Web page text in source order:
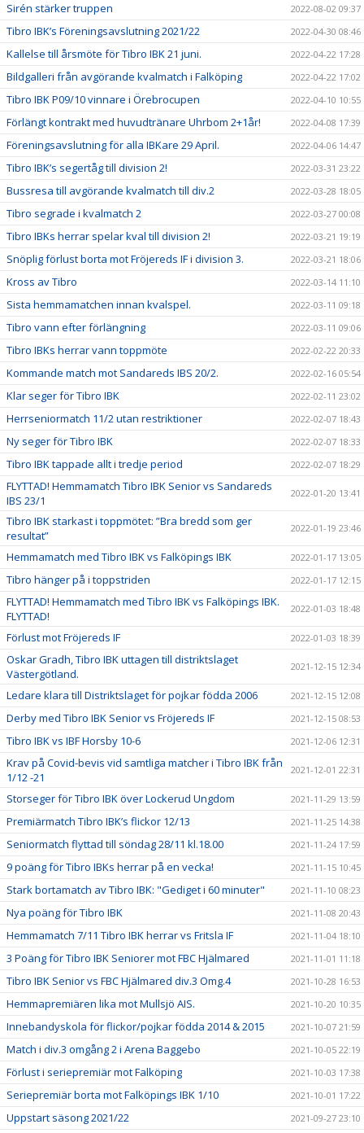
Sirén stärker truppen 2022-08-02 09:37
Tibro IBK’s Föreningsavslutning 2021/22 2022-04-30 08:46
Kallelse till årsmöte för Tibro IBK 21 juni. 2022-04-22 17:28
Bildgalleri från avgörande kvalmatch i Falköping 2022-04-22 17:02
Tibro IBK P09/10 vinnare i Örebrocupen 2022-04-10 10:55
Förlängt kontrakt med huvudtränare Uhrbom 2+1år! 2022-04-08 17:39
Föreningsavslutning för alla IBKare 29 April. 2022-04-06 14:47
Tibro IBK’s segertåg till division 2! 2022-03-31 23:22
Bussresa till avgörande kvalmatch till div.2 2022-03-28 18:05
Tibro segrade i kvalmatch 2 2022-03-27 00:08
Tibro IBKs herrar spelar kval till division 2! 2022-03-21 19:19
Snöplig förlust borta mot Fröjereds IF i division 3. 2022-03-21 18:06
Kross av Tibro 2022-03-14 11:10
Sista hemmamatchen innan kvalspel. 2022-03-11 09:18
Tibro vann efter förlängning 2022-03-11 09:06
Tibro IBKs herrar vann toppmöte 2022-02-22 20:33
Kommande match mot Sandareds IBS 20/2. 2022-02-16 05:54
Klar seger för Tibro IBK 2022-02-11 23:02
Herrseniormatch 11/2 utan restriktioner 2022-02-07 18:43
Ny seger för Tibro IBK 2022-02-07 18:33
Tibro IBK tappade allt i tredje period 2022-02-07 18:29
FLYTTAD! Hemmamatch Tibro IBK Senior vs Sandareds
IBS 23/1
2022-01-20 13:41
Tibro IBK starkast i toppmötet: ”Bra bredd som ger
resultat”
2022-01-19 23:46
Hemmamatch med Tibro IBK vs Falköpings IBK 2022-01-17 13:05
Tibro hänger på i toppstriden 2022-01-17 12:15
FLYTTAD! Hemmamatch med Tibro IBK vs Falköpings IBK.
FLYTTAD!
2022-01-03 18:48
Förlust mot Fröjereds IF 2022-01-03 18:39
Oskar Gradh, Tibro IBK uttagen till distriktslaget
Västergötland.
2021-12-15 12:34
Ledare klara till Distriktslaget för pojkar födda 2006 2021-12-15 12:08
Derby med Tibro IBK Senior vs Fröjereds IF 2021-12-15 08:53
Tibro IBK vs IBF Horsby 10-6 2021-12-06 12:31
Krav på Covid-bevis vid samtliga matcher i Tibro IBK från
1/12 -21
2021-12-01 22:31
Storseger för Tibro IBK över Lockerud Ungdom 2021-11-29 13:59
Premiärmatch Tibro IBK’s flickor 12/13 2021-11-25 14:38
Seniormatch flyttad till söndag 28/11 kl.18.00 2021-11-24 17:59
9 poäng för Tibro IBKs herrar på en vecka! 2021-11-15 10:45
Stark bortamatch av Tibro IBK: "Gediget i 60 minuter" 2021-11-10 08:23
Nya poäng för Tibro IBK 2021-11-08 20:43
Hemmamatch 7/11 Tibro IBK herrar vs Fritsla IF 2021-11-04 18:10
3 Poäng för Tibro IBK Seniorer mot FBC Hjälmared 2021-11-01 11:18
Tibro IBK Senior vs FBC Hjälmared div.3 Omg.4 2021-10-28 16:53
Hemmapremiären lika mot Mullsjö AIS. 2021-10-20 10:35
Innebandyskola för flickor/pojkar födda 2014 & 2015 2021-10-07 21:59
Match i div.3 omgång 2 i Arena Baggebo 2021-10-05 22:19
Förlust i seriepremiär mot Falköping 2021-10-03 17:38
Seriepremiär borta mot Falköpings IBK 1/10 2021-10-01 17:22
Uppstart säsong 2021/22 2021-09-27 23:10